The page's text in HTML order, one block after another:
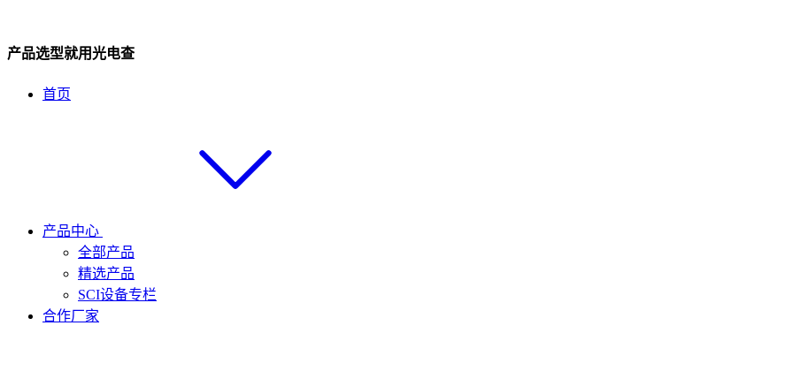
产品选型就用光电查
首页
产品中心
全部产品
精选产品
SCI设备专栏
合作厂家